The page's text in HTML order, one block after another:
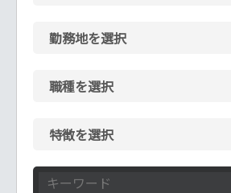
勤務地を選択
職種を選択
特徴を選択